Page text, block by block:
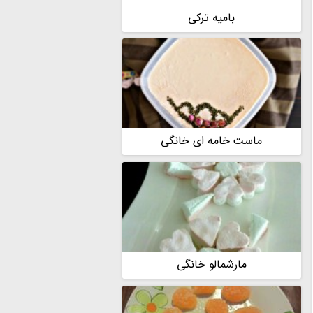
بامیه ترکی
ماست خامه ای خانگی
مارشمالو خانگی